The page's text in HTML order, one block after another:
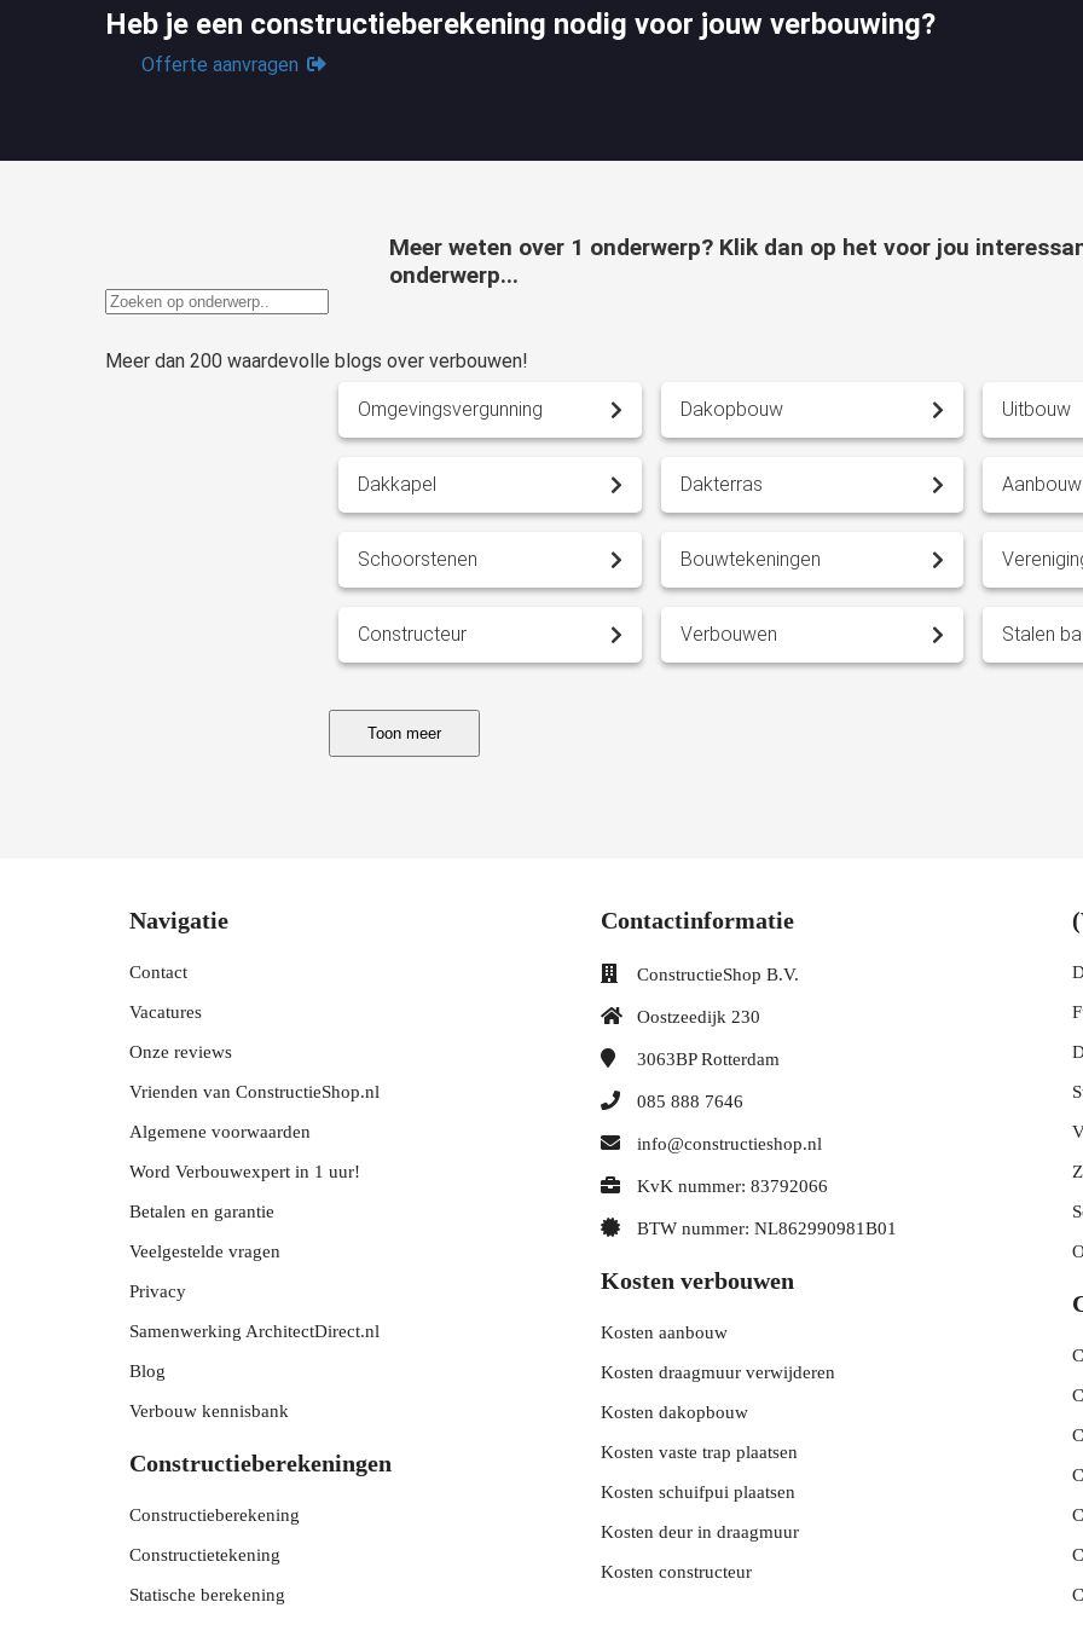
Heb je een constructieberekening nodig voor jouw verbouwing?
Offerte aanvragen
Meer weten over 1 onderwerp? Klik dan op het voor jou
onderwerp...
Meer dan 200 waardevolle blogs over verbouwen!
Omgevingsvergunning Dakopbouw Uitbouw
Dakkapel Dakterras Aanbouw
Schoorstenen Bouwtekeningen
Constructeur Verbouwen Stalen
Scheuren &amp;
verzakkingen
Toon meer
Navigatie
Contact
Vacatures
Onze reviews
Vrienden van ConstructieShop.nl
Algemene voorwaarden
Word Verbouwexpert in 1 uur!
Betalen en garantie
Veelgestelde vragen
Privacy
Samenwerking ArchitectDirect.nl
Blog
Verbouw kennisbank
Constructieberekeningen
Constructieberekening
Constructietekening
Statische berekening
Contactinformatie
ConstructieShop B.V.
Oostzeedijk 230
3063BPRotterdam
085 888 7646
info@constructieshop.nl
KvK nummer: 83792066
BTW nummer: NL862990981B01
Kosten verbouwen
Kosten aanbouw
Kosten draagmuur verwijderen
Kosten dakopbouw
Kosten vaste trap plaatsen
Kosten schuifpui plaatsen
Kosten deur in draagmuur
Kosten constructeur